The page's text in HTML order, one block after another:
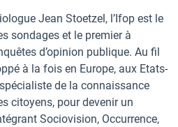
Jean Stoetzel, l’Ifop est le
sondages et le premier à
d’opinion publique. Au fil
à la fois en Europe, aux Etats-
de la connaissance
citoyens, pour devenir un
Sociovision, Occurrence,